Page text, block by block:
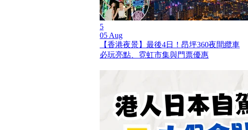
5
05 Aug
【香港夜景】最後4日！昂坪360夜間纜車
必玩亮點、霓虹市集與門票優惠